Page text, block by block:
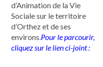
d’Animation de la Vie
Sociale sur le territoire
d’Orthez et de ses
environs.Pour le parcourir,
cliquez sur le lien ci-joint :